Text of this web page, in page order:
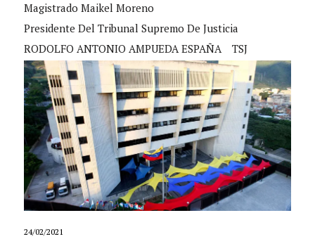
Magistrado Maikel Moreno
Presidente Del Tribunal Supremo De Justicia
RODOLFO ANTONIO AMPUEDA ESPAÑA
TSJ
24/02/2021